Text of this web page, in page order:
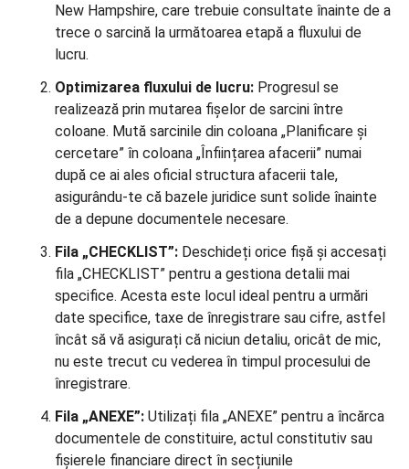
New Hampshire, care trebuie consultate înainte de a
trece o sarcină la următoarea etapă a fluxului de
lucru.
Optimizarea fluxului de lucru: Progresul se
realizează prin mutarea fișelor de sarcini între
coloane. Mută sarcinile din coloana „Planificare și
cercetare” în coloana „Înființarea afacerii” numai
după ce ai ales oficial structura afacerii tale,
asigurându-te că bazele juridice sunt solide înainte
de a depune documentele necesare.
Fila „CHECKLIST”: Deschideți orice fișă și accesați
fila „CHECKLIST” pentru a gestiona detalii mai
specifice. Acesta este locul ideal pentru a urmări
date specifice, taxe de înregistrare sau cifre, astfel
încât să vă asigurați că niciun detaliu, oricât de mic,
nu este trecut cu vederea în timpul procesului de
înregistrare.
Fila „ANEXE”: Utilizați fila „ANEXE” pentru a încărca
documentele de constituire, actul constitutiv sau
fișierele financiare direct în secțiunile